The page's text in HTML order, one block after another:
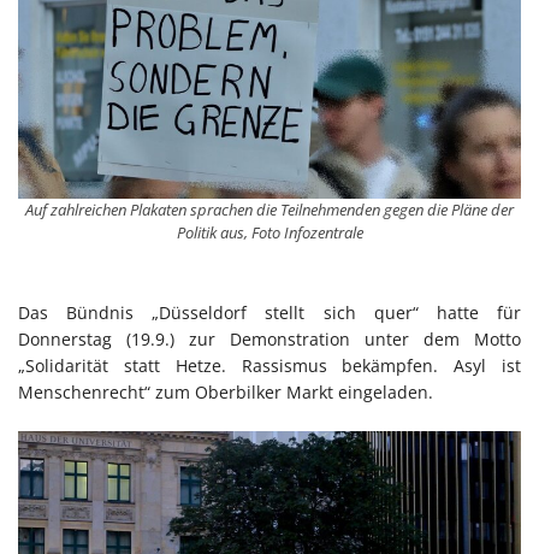
Auf zahlreichen Plakaten sprachen die Teilnehmenden gegen die Pläne der
Politik aus, Foto Infozentrale
Das Bündnis „Düsseldorf stellt sich quer“ hatte für
Donnerstag (19.9.) zur Demonstration unter dem Motto
„Solidarität statt Hetze. Rassismus bekämpfen. Asyl ist
Menschenrecht“ zum Oberbilker Markt eingeladen.